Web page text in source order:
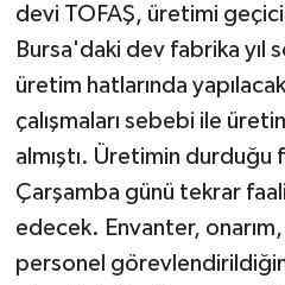
devi TOFAŞ, üretimi
Bursa'daki dev fabrika yıl
üretim hatlarında
çalışmaları sebebi ile
almıştı. Üretimin durduğu
Çarşamba günü tekrar
edecek. Envanter,
personel